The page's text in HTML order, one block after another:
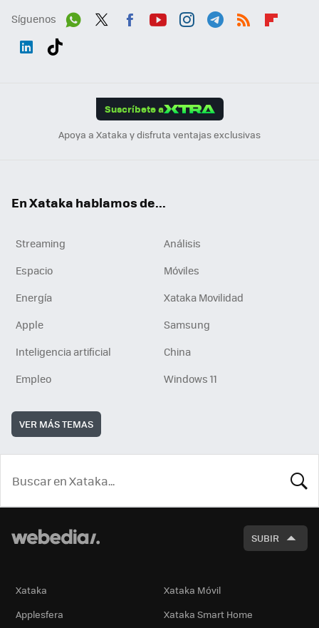
Síguenos
Suscríbete a
Apoya a Xataka y disfruta ventajas exclusivas
En Xataka hablamos de...
Streaming
Análisis
Espacio
Móviles
Energía
Xataka Movilidad
Apple
Samsung
Inteligencia artificial
China
Empleo
Windows 11
VER MÁS TEMAS
SUBIR
Xataka
Xataka Móvil
Applesfera
Xataka Smart Home